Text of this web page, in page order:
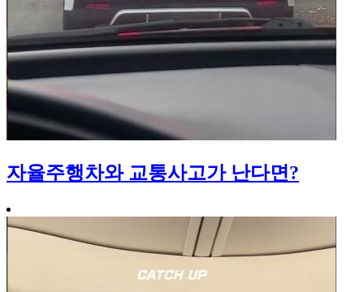
자율주행차와 교통사고가 난다면?